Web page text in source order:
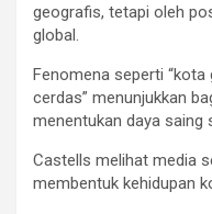
geografis, tetapi oleh
global.
Fenomena seperti “kota
cerdas” menunjukkan
menentukan daya saing
Castells melihat media
membentuk kehidupan